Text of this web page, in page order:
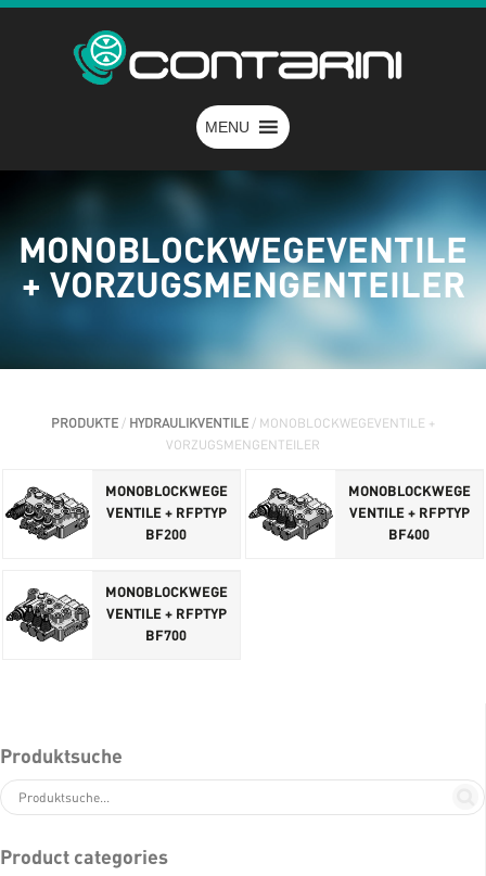
MENU
MONOBLOCKWEGEVENTILE
+ VORZUGSMENGENTEILER
PRODUKTE / HYDRAULIKVENTILE / MONOBLOCKWEGEVENTILE +
VORZUGSMENGENTEILER
MONOBLOCKWEGE
VENTILE + RFPTYP
BF200
MONOBLOCKWEGE
VENTILE + RFPTYP
BF400
MONOBLOCKWEGE
VENTILE + RFPTYP
BF700
Produktsuche
Product categories